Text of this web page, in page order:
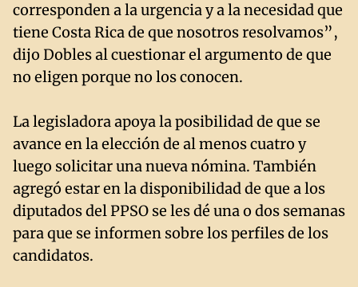
corresponden a la urgencia y a la necesidad que
tiene Costa Rica de que nosotros resolvamos”,
dijo Dobles al cuestionar el argumento de que
no eligen porque no los conocen.
La legisladora apoya la posibilidad de que se
avance en la elección de al menos cuatro y
luego solicitar una nueva nómina. También
agregó estar en la disponibilidad de que a los
diputados del PPSO se les dé una o dos semanas
para que se informen sobre los perfiles de los
candidatos.